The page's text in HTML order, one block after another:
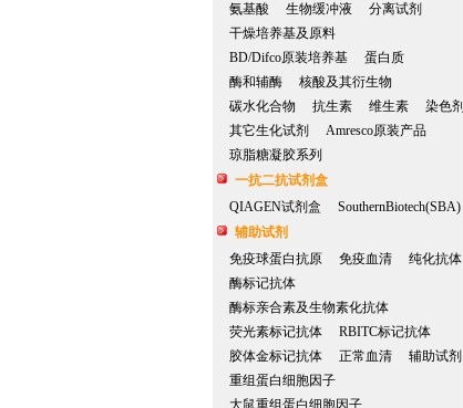
氨基酸
生物缓冲液
分离试剂
干燥培养基及原料
BD/Difco原装培养基
蛋白质
酶和辅酶
核酸及其衍生物
碳水化合物
抗生素 维生素
染色剂
其它生化试剂
Amresco原装产品
琼脂糖凝胶系列
一抗二抗试剂盒
QIAGEN试剂盒
SouthernBiotech(SBA)
辅助试剂
免疫球蛋白抗原
免疫血清
纯化抗体
酶标记抗体
酶标亲合素及生物素化抗体
荧光素标记抗体
RBITC标记抗体
胶体金标记抗体
正常血清
辅助试剂
重组蛋白细胞因子
大鼠重组蛋白细胞因子